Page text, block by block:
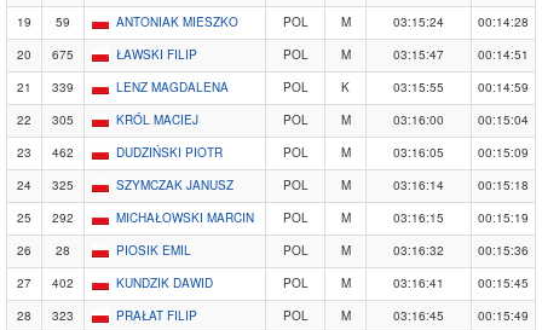
19
59 ANTONIAK MIESZKO POL M 03:15:24
00:14:28
20
675 ŁAWSKI FILIP POL M 03:15:47
00:14:51
21
339 LENZ MAGDALENA POL K 03:15:55
00:14:59
22
305 KRÓL MACIEJ POL M 03:16:00
00:15:04
23
462 DUDZIŃSKI PIOTR POL M 03:16:05
00:15:09
24
325 SZYMCZAK JANUSZ POL M 03:16:14
00:15:18
25
292 MICHAŁOWSKI MARCIN POL M 03:16:15
00:15:19
26
28 PIOSIK EMIL POL M 03:16:32
00:15:36
27
402 KUNDZIK DAWID POL M 03:16:41
00:15:45
28
323 PRAŁAT FILIP POL M 03:16:45
00:15:49